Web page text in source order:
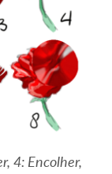
4: Encolher,